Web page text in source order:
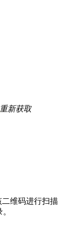
重新获取
维码进行扫描